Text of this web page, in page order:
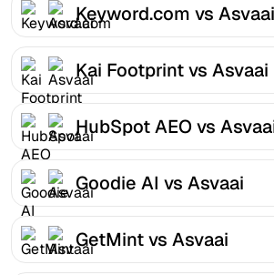
Keyword.com vs Asvaai
Kai Footprint vs Asvaai
HubSpot AEO vs
Goodie AI vs Asvaai
GetMint vs Asvaai